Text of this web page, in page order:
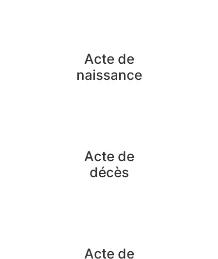
Acte de
naissance
Acte de
décès
Acte de